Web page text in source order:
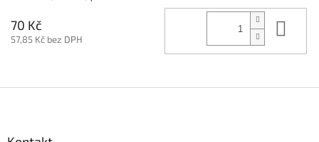
70 Kč
57,85 Kč bez DPH